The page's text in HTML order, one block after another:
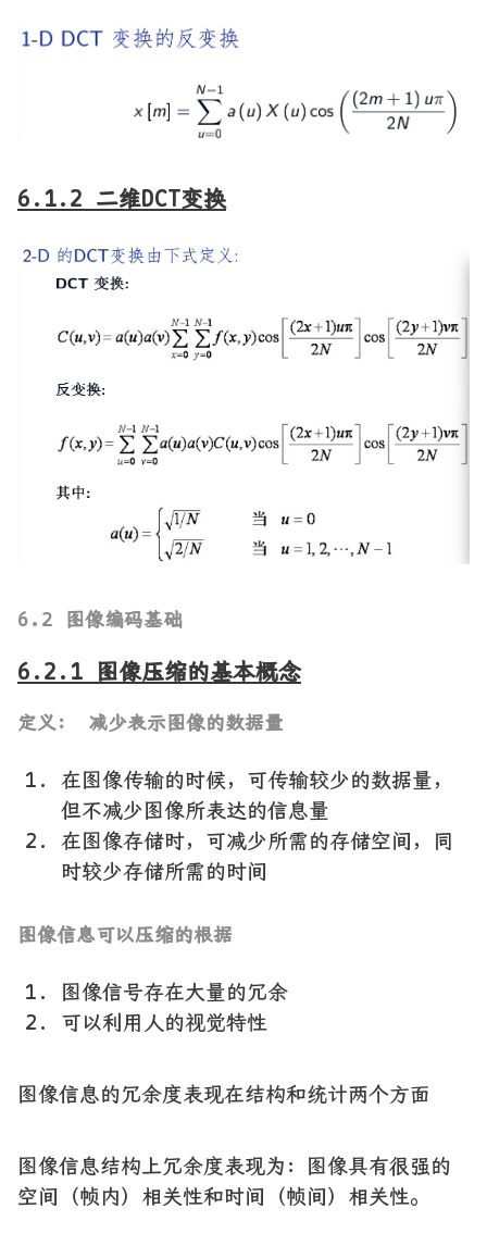
6.1.2 二维DCT变换
6.2 图像编码基础
6.2.1 图像压缩的基本概念
定义： 减少表示图像的数据量
在图像传输的时候，可传输较少的数据量，
但不减少图像所表达的信息量
在图像存储时，可减少所需的存储空间，同
时较少存储所需的时间
图像信息可以压缩的根据
图像信号存在大量的冗余
可以利用人的视觉特性
图像信息的冗余度表现在结构和统计两个方面
图像信息结构上冗余度表现为：图像具有很强的
空间（帧内）相关性和时间（帧间）相关性。